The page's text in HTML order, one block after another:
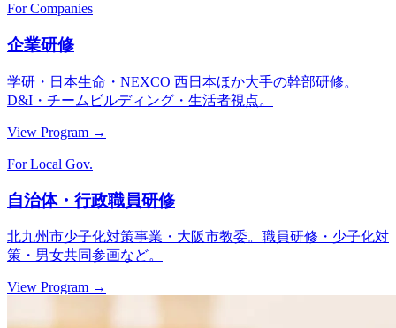
For Companies
企業研修
学研・日本生命・NEXCO 西日本ほか大手の幹部研修。
D&I・チームビルディング・生活者視点。
View Program →
For Local Gov.
自治体・行政職員研修
北九州市少子化対策事業・大阪市教委。職員研修・少子化対
策・男女共同参画など。
View Program →